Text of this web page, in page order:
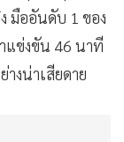
มืออันดับ 1 ของ
แข่งขัน 46 นาที
งน่าเสียดาย